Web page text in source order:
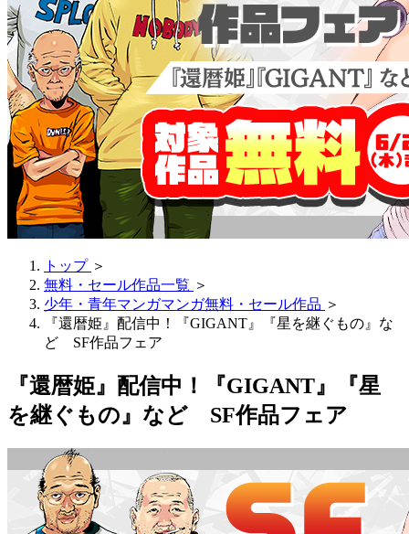
トップ ＞
無料・セール作品一覧 ＞
少年・青年マンガマンガ無料・セール作品 ＞
『還暦姫』配信中！『GIGANT』『星を継ぐもの』な
ど SF作品フェア
『還暦姫』配信中！『GIGANT』『星
を継ぐもの』など SF作品フェア